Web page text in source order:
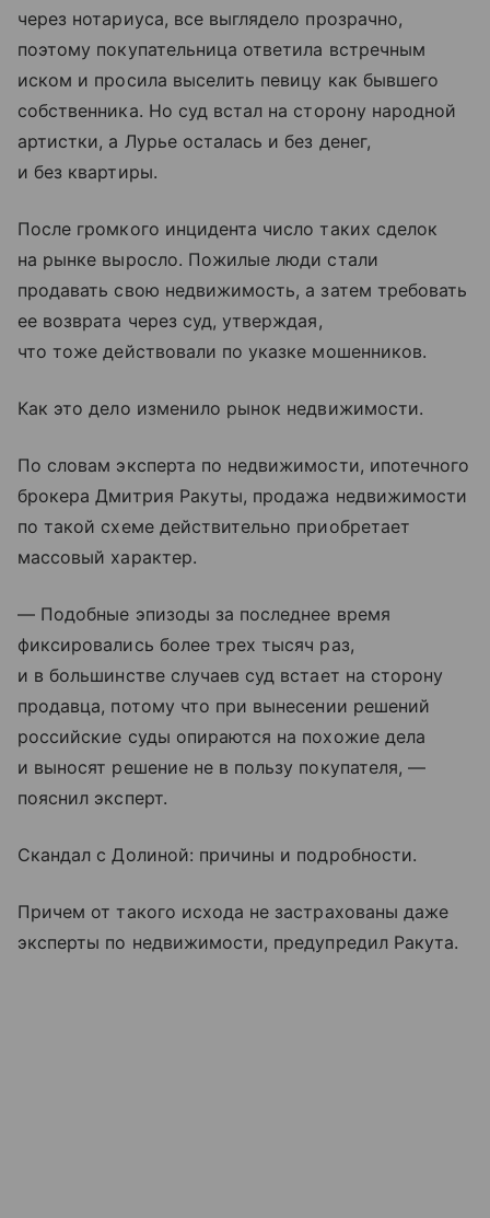
через нотариуса, все выглядело прозрачно,
поэтому покупательница ответила встречным
иском и просила выселить певицу как бывшего
собственника. Но суд встал на сторону народной
артистки, а Лурье осталась и без денег,
и без квартиры.
После громкого инцидента число таких сделок
на рынке выросло. Пожилые люди стали
продавать свою недвижимость, а затем требовать
ее возврата через суд, утверждая,
что тоже действовали по указке мошенников.
Как это дело изменило рынок недвижимости.
По словам эксперта по недвижимости, ипотечного
брокера Дмитрия Ракуты, продажа недвижимости
по такой схеме действительно приобретает
массовый характер.
— Подобные эпизоды за последнее время
фиксировались более трех тысяч раз,
и в большинстве случаев суд встает на сторону
продавца, потому что при вынесении решений
российские суды опираются на похожие дела
и выносят решение не в пользу покупателя, —
пояснил эксперт.
Скандал с Долиной: причины и подробности.
Причем от такого исхода не застрахованы даже
эксперты по недвижимости, предупредил Ракута.